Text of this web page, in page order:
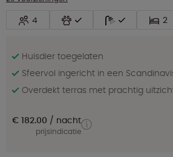
4 2
Huisdier toegelaten
Sfeervol ingericht in een
Overdekt terras met prachtig
€ 182.00 nacht
prijsindicatie